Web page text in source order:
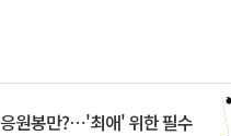
원봉만?⋯'최애' 위한 필수